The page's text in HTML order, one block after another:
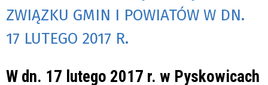
ZWIĄZKU GMIN I POWIATÓW W DN.
17 LUTEGO 2017 R.
W dn. 17 lutego 2017 r. w Pyskowicach